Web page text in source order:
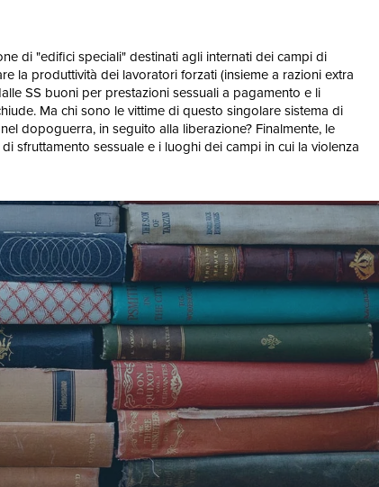
di "edifici speciali" destinati agli internati dei campi di
la produttività dei lavoratori forzati (insieme a razioni extra
SS buoni per prestazioni sessuali a pagamento e li
Ma chi sono le vittime di questo singolare sistema di
dopoguerra, in seguito alla liberazione? Finalmente, le
sfruttamento sessuale e i luoghi dei campi in cui la violenza